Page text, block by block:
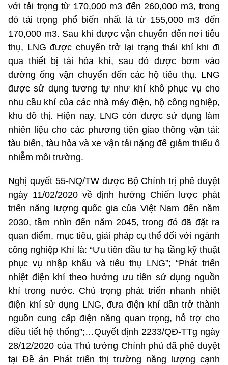
với tải trọng từ 170,000 m3 đến 260,000 m3, trong
đó tải trọng phổ biến nhất là từ 155,000 m3 đến
170,000 m3. Sau khi được vận chuyển đến nơi tiêu
thụ, LNG được chuyển trở lại trạng thái khí khi đi
qua thiết bị tái hóa khí, sau đó được bơm vào
đường ống vận chuyển đến các hộ tiêu thụ. LNG
được sử dụng tương tự như khí khô phục vụ cho
nhu cầu khí của các nhà máy điện, hộ công nghiệp,
khu đô thị. Hiện nay, LNG còn được sử dụng làm
nhiên liệu cho các phương tiện giao thông vận tải:
tàu biển, tàu hỏa và xe vận tải nặng để giảm thiểu ô
nhiễm môi trường.
Nghị quyết 55-NQ/TW được Bộ Chính trị phê duyệt
ngày 11/02/2020 về định hướng Chiến lược phát
triển năng lượng quốc gia của Việt Nam đến năm
2030, tầm nhìn đến năm 2045, trong đó đã đặt ra
quan điểm, mục tiêu, giải pháp cụ thể đối với ngành
công nghiệp Khí là: “Ưu tiên đầu tư hạ tầng kỹ thuật
phục vụ nhập khẩu và tiêu thụ LNG”; “Phát triển
nhiệt điện khí theo hướng ưu tiên sử dụng nguồn
khí trong nước. Chú trọng phát triển nhanh nhiệt
điện khí sử dụng LNG, đưa điện khí dần trở thành
nguồn cung cấp điện năng quan trọng, hỗ trợ cho
điều tiết hệ thống”;…Quyết định 2233/QĐ-TTg ngày
28/12/2020 của Thủ tướng Chính phủ đã phê duyệt
tại Đề án Phát triển thị trường năng lượng cạnh